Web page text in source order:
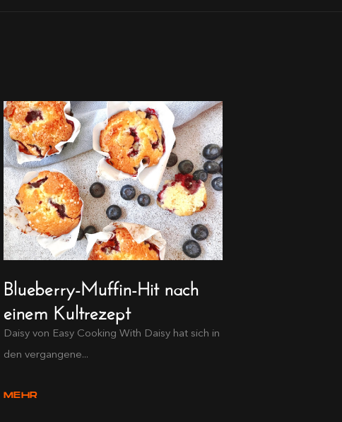
Blueberry-Muffin-Hit nach
einem Kultrezept
Daisy von Easy Cooking With Daisy hat sich in
den vergangene...
MEHR